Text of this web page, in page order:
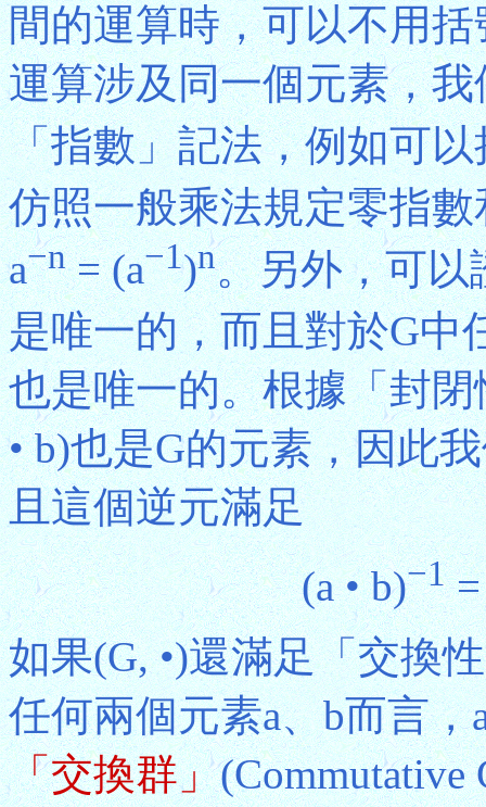
間的運算時，可以不用括
運算涉及同一個元素，
「指數」記法，例如可以
仿照一般乘法規定零指
a−n= (a−1)n。另外，可以
是唯一的，而且對於G中
也是唯一的。根據「封
• b)也是G的元素，因此
且這個逆元滿足
(a • b)−1=
如果(G, •)還滿足「交換
任何兩個元素a、b而言，
「交換群」